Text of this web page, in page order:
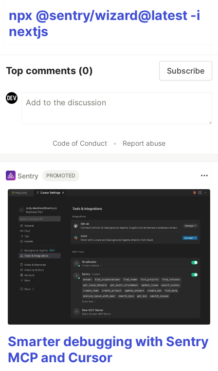
npx @sentry/wizard@latest -i
nextjs
Top comments (0) Subscribe
Code of Conduct • Report abuse
Sentry PROMOTED
Smarter debugging with Sentry
MCP and Cursor